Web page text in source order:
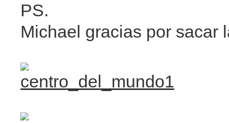
PS.
Michael gracias por sacar